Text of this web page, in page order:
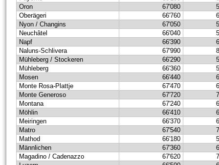
Oron
67'080
Oberägeri
66'760
Nyon / Changins
67'050
Neuchâtel
66'040
Napf
66'390
Naluns-Schlivera
67'990
Mühleberg / Stockeren
66'290
Mühleberg
66'360
Mosen
66'440
Monte Rosa-Plattje
67'470
Monte Generoso
67'720
Montana
67'240
Möhlin
66'410
Meiringen
66'370
Matro
67'540
Mathod
66'180
Männlichen
67'360
Magadino / Cadenazzo
67'620